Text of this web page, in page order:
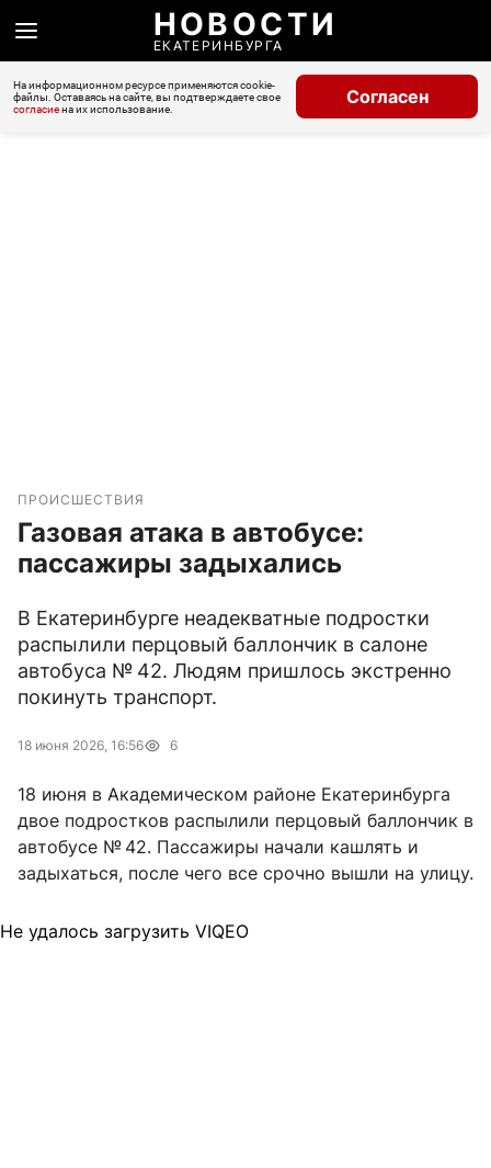
НОВОСТИ
ЕКАТЕРИНБУРГА
На информационном ресурсе применяются cookie-
файлы. Оставаясь на сайте, вы подтверждаете свое
согласиена их использование.
Согласен
ПРОИСШЕСТВИЯ
Газовая атака в автобусе:
пассажиры задыхались
В Екатеринбурге неадекватные подростки
распылили перцовый баллончик в салоне
автобуса № 42. Людям пришлось экстренно
покинуть транспорт.
18 июня 2026, 16:56 6
18 июня в Академическом районе Екатеринбурга
двое подростков распылили перцовый баллончик в
автобусе № 42. Пассажиры начали кашлять и
задыхаться, после чего все срочно вышли на улицу.
Не удалось загрузить VIQEO